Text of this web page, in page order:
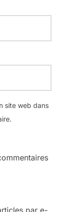
site web dans
par e-